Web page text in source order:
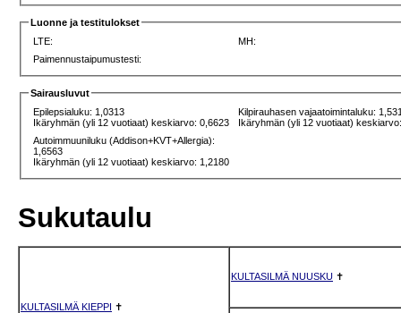
Luonne ja testitulokset
LTE:
MH:
Paimennustaipumustesti:
Sairausluvut
Epilepsialuku: 1,0313
Ikäryhmän (yli 12 vuotiaat) keskiarvo: 0,6623
Kilpirauhasen vajaatoimintaluku:
Ikäryhmän (yli 12 vuotiaat)
Autoimmuuniluku (Addison+KVT+Allergia):
1,6563
Ikäryhmän (yli 12 vuotiaat) keskiarvo: 1,2180
Sukutaulu
KULTASILMÄ KIEPPI ✝
KULTASILMÄ NUUSKU ✝